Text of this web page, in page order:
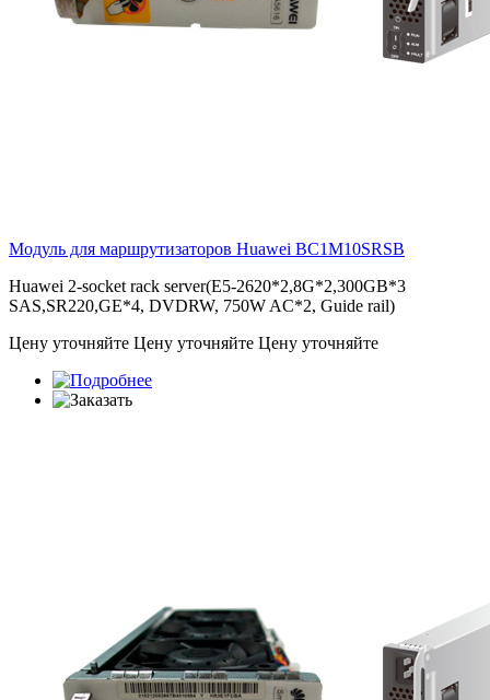
Модуль для маршрутизаторов Huawei BC1M10SRSB
Huawei 2-socket rack server(E5-2620*2,8G*2,300GB*3
SAS,SR220,GE*4, DVDRW, 750W AC*2, Guide rail)
Цену уточняйте Цену уточняйте Цену уточняйте